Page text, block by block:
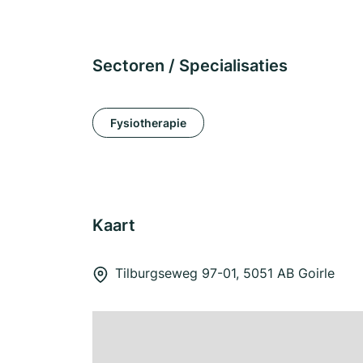
Sectoren / Specialisaties
Fysiotherapie
Kaart
Tilburgseweg 97-01, 5051 AB Goirle